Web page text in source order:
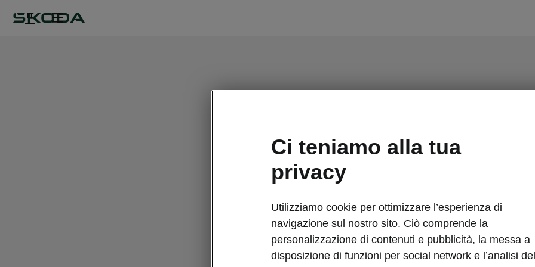
IT
• Sensori di parcheggio anteriori e posteriori
• Sistema di chiusura e avviamento senza chiave «Kessy»
• Portellone posteriore con apertura senza contatto «Virtual
disattivato fino a nuovo avviso
Ci teniamo alla tua
privacy
Utilizziamo cookie per ottimizzare l’esperienza di
navigazione sul nostro sito. Ciò comprende la
personalizzazione di contenuti e pubblicità, la messa a
disposizione di funzioni per social network e l’analisi del